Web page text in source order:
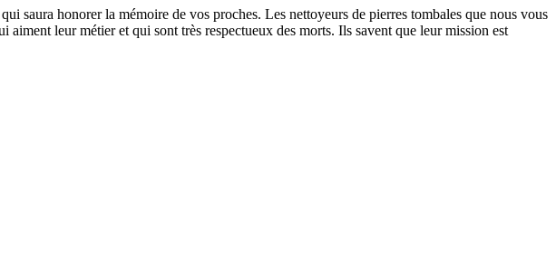
saura honorer la mémoire de vos proches. Les nettoyeurs de pierres tombales que nous vous
leur métier et qui sont très respectueux des morts. Ils savent que leur mission est